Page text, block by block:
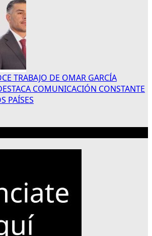
TRABAJO DE OMAR GARCÍA
COMUNICACIÓN CONSTANTE
PAÍSES